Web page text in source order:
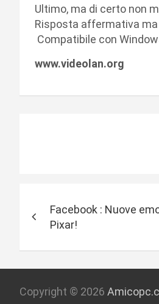
Ultimo, ma di certo non
Risposta affermativa
Compatibile con
www.videolan.org
v
i
g
Facebook : Nuove
Pixar!
Copyright © 2026